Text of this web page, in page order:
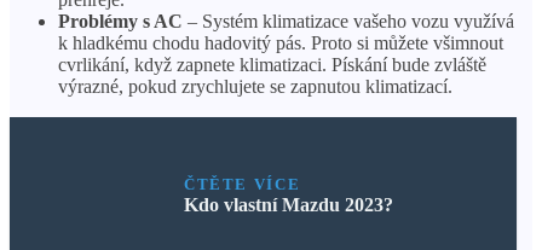
Problémy s AC – Systém klimatizace vašeho vozu využívá
k hladkému chodu hadovitý pás. Proto si můžete všimnout
cvrlikání, když zapnete klimatizaci. Pískání bude zvláště
výrazné, pokud zrychlujete se zapnutou klimatizací.
ČTĚTE VÍCE
Kdo vlastní Mazdu 2023?